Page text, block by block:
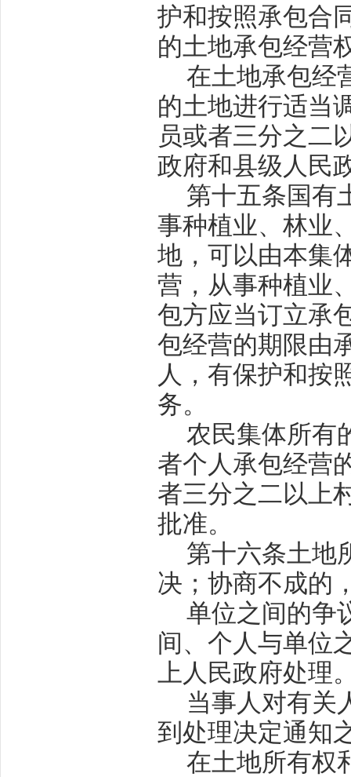
护和按照承包合
的土地承包经营
在土地承包经
的土地进行适当
员或者三分之二
政府和县级人民
第十五条 国有
事种植业、林业
地，可以由本集
营，从事种植业
包方应当订立承
包经营的期限由
人，有保护和按
务。
农民集体所有
者个人承包经营
者三分之二以上
批准。
第十六条土地
决；协商不成的
单位之间的争
间、个人与单位
上人民政府处理
当事人对有关
到处理决定通知
在土地所有权